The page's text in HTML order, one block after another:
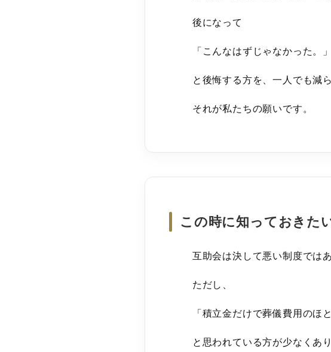
後になって
「こんなはずじゃなかった。」
と後悔する方を、一人でも減
それが私たちの願いです。
この時に知っておきた
互助会は決して悪い制度では
ただし、
「積立金だけで葬儀費用のほ
と思われている方が少なくあ